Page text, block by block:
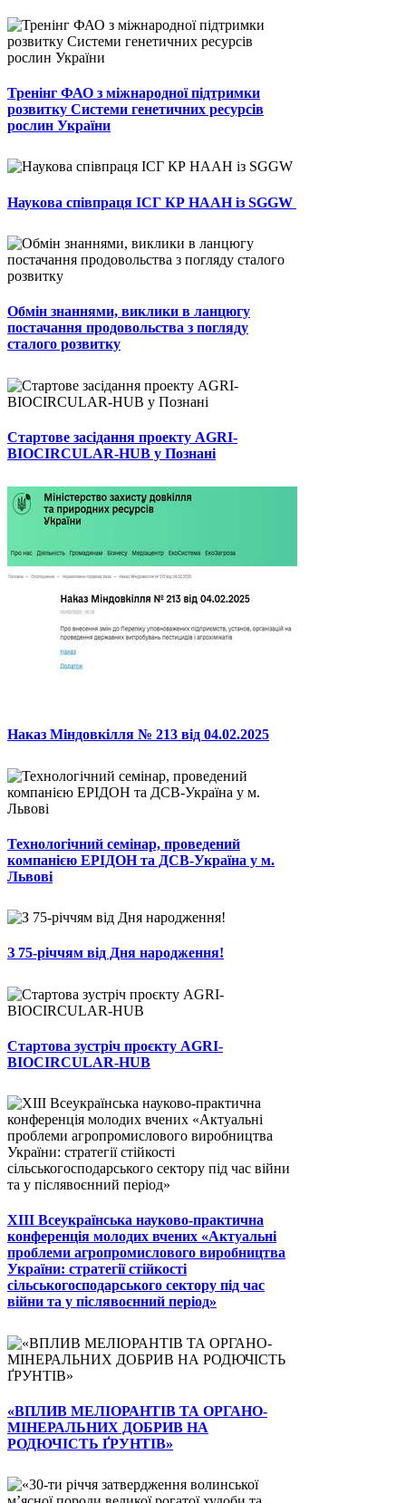
Тренінг ФАО з міжнародної підтримки
розвитку Системи генетичних ресурсів
рослин України
Наукова співпраця ІСГ КР НААН із SGGW
Обмін знаннями, виклики в ланцюгу
постачання продовольства з погляду
сталого розвитку
Стартове засідання проекту AGRI-
BIOCIRCULAR-HUB у Познані
Наказ Міндовкілля № 213 від 04.02.2025
Технологічний семінар, проведений
компанією ЕРІДОН та ДСВ-Україна у м.
Львові
З 75-річчям від Дня народження!
Стартова зустріч проєкту AGRI-
BIOCIRCULAR-HUB
ХІІІ Всеукраїнська науково-практична
конференція молодих вчених «Актуальні
проблеми агропромислового виробництва
України: стратегії стійкості
сільськогосподарського сектору під час
війни та у післявоєнний період»
«ВПЛИВ МЕЛІОРАНТІВ ТА ОРГАНО-
МІНЕРАЛЬНИХ ДОБРИВ НА
РОДЮЧІСТЬ ҐРУНТІВ»